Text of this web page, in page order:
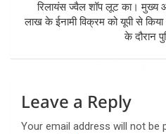
रिलायंस ज्वैल शॉप लूट का। मुख्य
लाख के ईनामी विक्रम को यूपी से
के दौरान
Leave a Reply
Your email address will not be